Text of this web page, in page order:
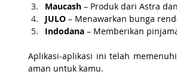
Maucash – Produk dari Astra
JULO – Menawarkan bunga
Indodana – Memberikan
Aplikasi-aplikasi ini telah
aman untuk kamu.